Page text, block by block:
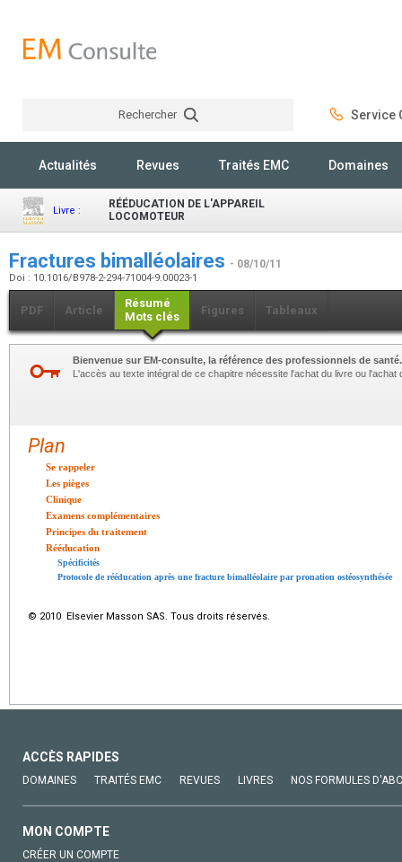
Rechercher Service
Actualités Revues Traités EMC Domaines
Livre :
RÉÉDUCATION DE L'APPAREIL
LOCOMOTEUR
Fractures bimalléolaires - 08/10/11
Doi : 10.1016/B978-2-294-71004-9.00023-1
PDF Article
Résumé
Mots clés
Figures Tableaux
Bienvenue sur EM-consulte, la référence des professionnels de santé.
L'accès au texte intégral de ce chapitre nécessite l'achat du livre ou l'achat
Plan
Se rappeler
Les pièges
Clinique
Examens complémentaires
Principes du traitement
Rééducation
Spécificités
Protocole de rééducation après une fracture bimalléolaire par pronation ostéosynthésée
© 2010 Elsevier Masson SAS. Tous droits réservés.
ACCÈS RAPIDES
DOMAINES TRAITÉS EMC REVUES LIVRES NOS FORMULES
MON COMPTE
CRÉER UN COMPTE